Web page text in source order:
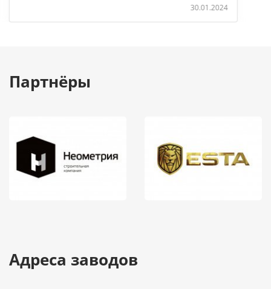
30.01.2024
Партнёры
Адреса заводов